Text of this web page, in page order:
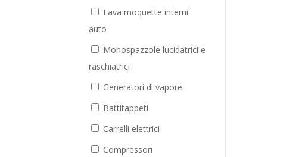
Lava moquette interni
auto
Monospazzole lucidatrici e
raschiatrici
Generatori di vapore
Battitappeti
Carrelli elettrici
Compressori